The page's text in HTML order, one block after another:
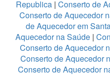
Republica | Conserto de
Conserto de Aquecedor
de Aquecedor em
Aquecedor na Saúde |
Conserto de Aquecedor
Conserto de Aquecedor
Conserto de Aquecedor